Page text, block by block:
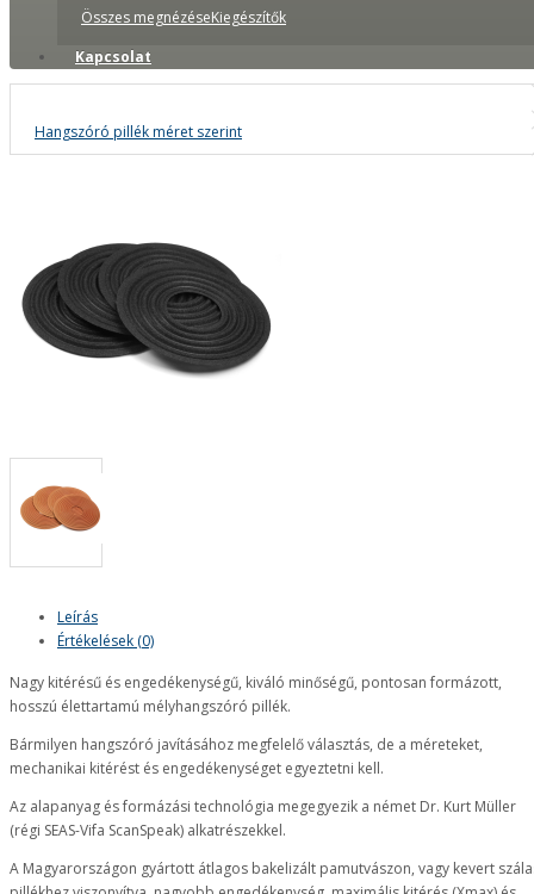
Összes megnézéseKiegészítők
Kapcsolat
Hangszóró pillék méret szerint
Leírás
Értékelések (0)
Nagy kitérésű és engedékenységű, kiváló minőségű, pontosan formázott,
hosszú élettartamú mélyhangszóró pillék.
Bármilyen hangszóró javításához megfelelő választás, de a méreteket,
mechanikai kitérést és engedékenységet egyeztetni kell.
Az alapanyag és formázási technológia megegyezik a német Dr. Kurt Müller
(régi SEAS-Vifa ScanSpeak) alkatrészekkel.
A Magyarországon gyártott átlagos bakelizált pamutvászon, vagy kevert